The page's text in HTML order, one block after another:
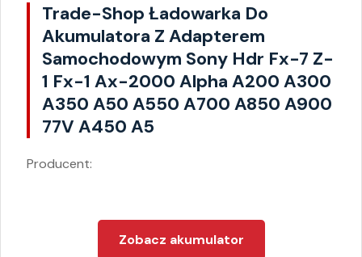
Trade-Shop Ładowarka Do
Akumulatora Z Adapterem
Samochodowym Sony Hdr Fx-7 Z-
1 Fx-1 Ax-2000 Alpha A200 A300
A350 A50 A550 A700 A850 A900
77V A450 A5
Producent:
Zobacz akumulator